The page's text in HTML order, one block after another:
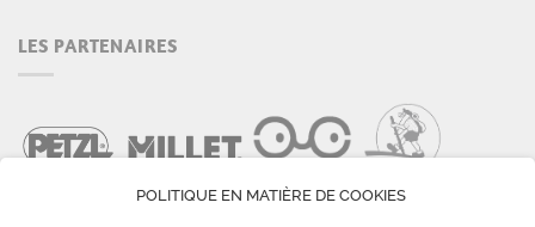
LES PARTENAIRES
POLITIQUE EN MATIÈRE DE COOKIES